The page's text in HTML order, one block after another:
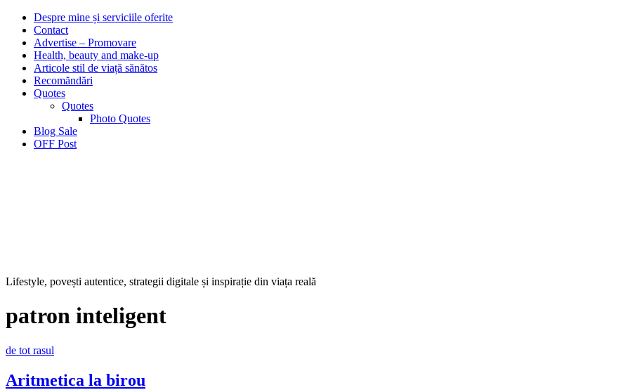
Despre mine și serviciile oferite
Contact
Advertise – Promovare
Health, beauty and make-up
Articole stil de viață sănătos
Recomăndări
Quotes
Quotes
Photo Quotes
Blog Sale
OFF Post
Lifestyle, povești autentice, strategii digitale și inspirație din viața reală
patron inteligent
de tot rasul
Aritmetica la birou